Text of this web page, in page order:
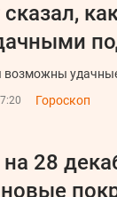
возможны
Гороскоп
28